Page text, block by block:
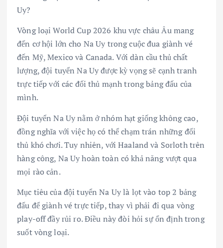
Uy?
Vòng loại World Cup 2026 khu vực châu Âu mang
đến cơ hội lớn cho Na Uy trong cuộc đua giành vé
đến Mỹ, Mexico và Canada. Với dàn cầu thủ chất
lượng, đội tuyển Na Uy được kỳ vọng sẽ cạnh tranh
trực tiếp với các đối thủ mạnh trong bảng đấu của
mình.
Đội tuyển Na Uy nằm ở nhóm hạt giống không cao,
đồng nghĩa với việc họ có thể chạm trán những đối
thủ khó chơi. Tuy nhiên, với Haaland và Sorloth trên
hàng công, Na Uy hoàn toàn có khả năng vượt qua
mọi rào cản.
Mục tiêu của đội tuyển Na Uy là lọt vào top 2 bảng
đấu để giành vé trực tiếp, thay vì phải đi qua vòng
play-off đầy rủi ro. Điều này đòi hỏi sự ổn định trong
suốt vòng loại.